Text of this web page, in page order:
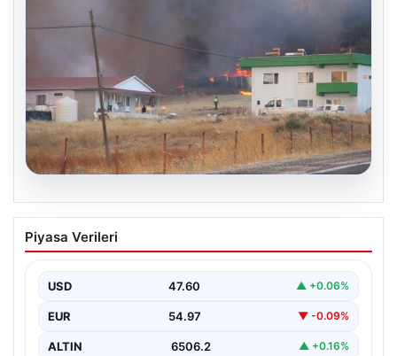
Süreç yasasında sona doğru.
Kurtulmuş: Gelecek hafta Meclis’e
{"title": "Süreç yasasında sona yaklaşılıyor:
Büyük Millet Meclisi Başkanı…
Piyasa Verileri
USD 47.60 ▲ +0.06%
EUR 54.97 ▼ -0.09%
ALTIN 6506.2 ▲ +0.16%